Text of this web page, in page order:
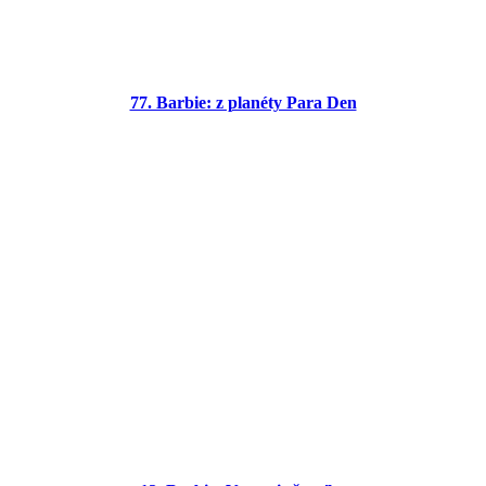
77. Barbie: z planéty Para Den